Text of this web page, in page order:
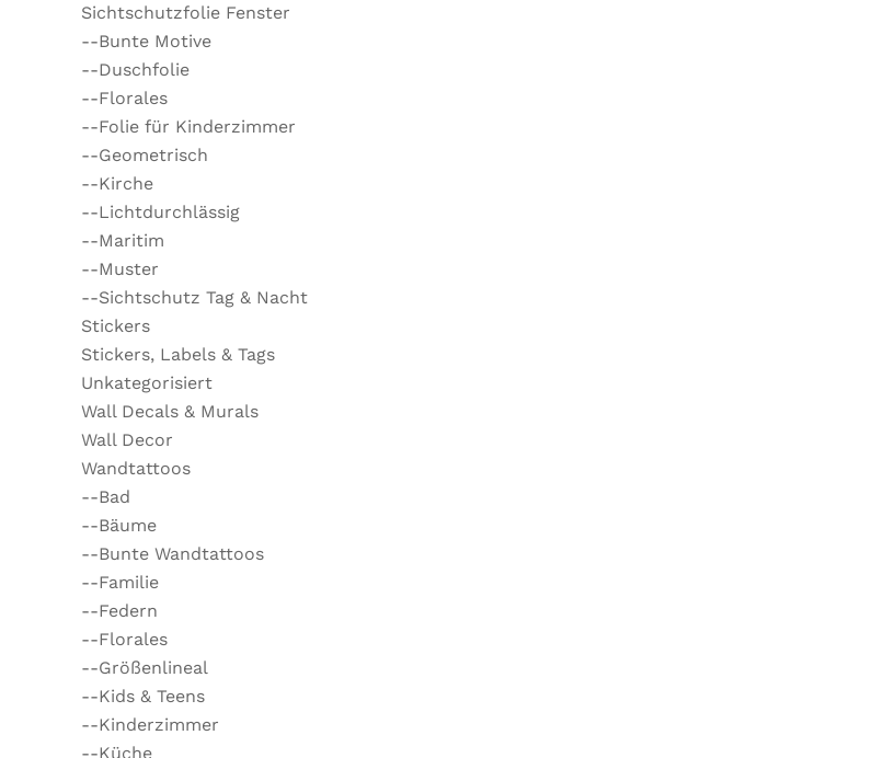
Sichtschutzfolie Fenster
--Bunte Motive
--Duschfolie
--Florales
--Folie für Kinderzimmer
--Geometrisch
--Kirche
--Lichtdurchlässig
--Maritim
--Muster
--Sichtschutz Tag & Nacht
Stickers
Stickers, Labels & Tags
Unkategorisiert
Wall Decals & Murals
Wall Decor
Wandtattoos
--Bad
--Bäume
--Bunte Wandtattoos
--Familie
--Federn
--Florales
--Größenlineal
--Kids & Teens
--Kinderzimmer
--Küche